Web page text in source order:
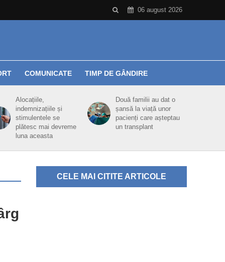
06 august 2026
COMUNICATE TIMP DE GÂNDIRE
Alocațiile,
indemnizațiile și
stimulentele se
plătesc mai devreme
luna aceasta
Două familii au dat o
șansă la viață unor
pacienți care așteptau
un transplant
CELE MAI CITITE ARTICOLE